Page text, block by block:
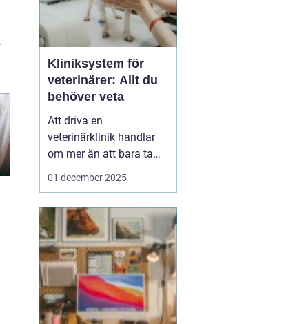
Kliniksystem för
veterinärer: Allt du
behöver veta
Att driva en
veterinärklinik handlar
om mer än att bara ta
hand om djuren.
överväldigande, och
kliniksystem för en
veterinär blir verktyget
som underlättar denna
börda. G...
01 december 2025